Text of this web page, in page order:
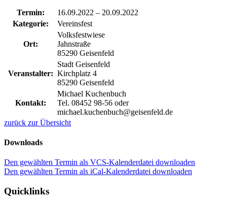
Termin: 16.09.2022 – 20.09.2022
Kategorie:
Vereinsfest
Ort:
Volksfestwiese
Jahnstraße
85290 Geisenfeld
Veranstalter:
Stadt Geisenfeld
Kirchplatz 4
85290 Geisenfeld
Kontakt:
Michael Kuchenbuch
Tel. 08452 98-56 oder
michael.kuchenbuch@geisenfeld.de
zurück zur Übersicht
Downloads
Den gewählten Termin als VCS-Kalenderdatei downloaden
Den gewählten Termin als iCal-Kalenderdatei downloaden
Quicklinks